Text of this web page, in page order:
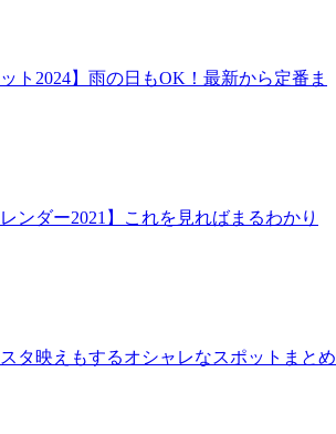
ト2024】雨の日もOK！最新から定番ま
ンダー2021】これを見ればまるわかり
タ映えもするオシャレなスポットまとめ